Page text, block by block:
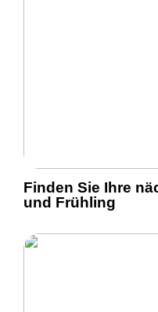
Finden Sie Ihre
und Frühling